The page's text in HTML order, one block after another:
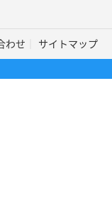
わせ サイトマップ